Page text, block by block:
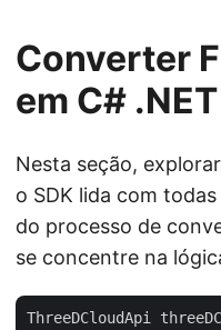
Converter
em C# .NET
Nesta seção,
o SDK lida com
do processo de
se concentre na
ThreeDCloudApi